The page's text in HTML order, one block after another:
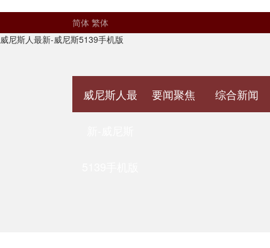
简体 繁体
威尼斯人最新-威尼斯5139手机版
威尼斯人最 要闻聚焦 综合新闻